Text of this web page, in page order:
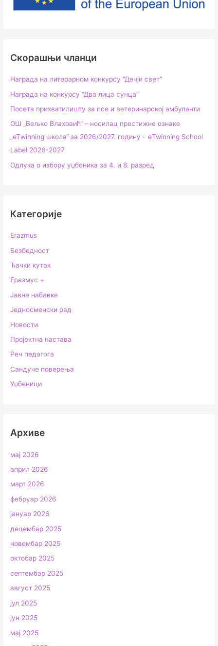
Скорашњи чланци
Награда на литерарном конкурсу “Дечји свет”
Награда на конкурсу “Два лица сунца”
Посета прихватилишту за псе и ветеринарској амбуланти
ОШ „Вељко Влаховић“ – носилац престижне ознаке
„еТwinning школа“ за 2026/2027. годину – еTwinning School
Label 2026-2027
Одлука о избору уџбеника за 4. и 8. разред
Категорије
Erazmus
Безбедност
Ђачки кутак
Еразмус +
Јавне набавке
Једносменски рад
Новости
Пројектна настава
Реч педагога
Сандуче поверења
Уџбеници
Архиве
мај 2026
април 2026
март 2026
фебруар 2026
јануар 2026
децембар 2025
новембар 2025
октобар 2025
септембар 2025
август 2025
јул 2025
јун 2025
мај 2025